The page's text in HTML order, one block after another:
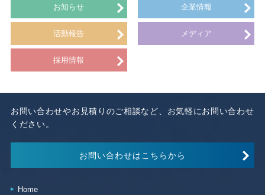
お知らせ 企業情報
活動報告 メディア
採用情報
お問い合わせやお見積りのご相談など、お気軽にお問い合わせ
ください。
お問い合わせはこちらから
Home